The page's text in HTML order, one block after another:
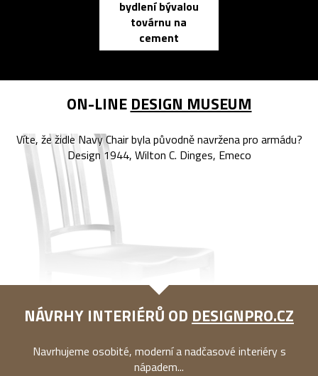
bydlení bývalou
továrnu na
cement
ON-LINE DESIGN MUSEUM
Víte, že židle Navy Chair byla původně navržena pro armádu?
Design 1944, Wilton C. Dinges, Emeco
NÁVRHY INTERIÉRŮ OD DESIGNPRO.CZ
Navrhujeme osobité, moderní a nadčasové interiéry s
nápadem...